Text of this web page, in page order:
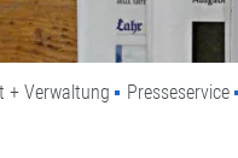
Lahr
+ Verwaltung Presseservice